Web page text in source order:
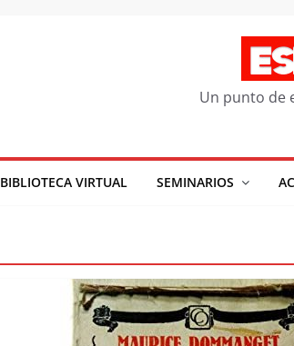
Un punto de
BIBLIOTECA VIRTUAL SEMINARIOS